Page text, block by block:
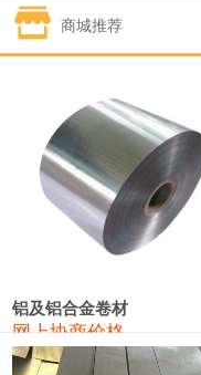
钯金
2#锑
1#镁
1#电解锰(99.7%袋装)
1#铬
商城推荐
铝及铝合金卷材
网上协商价格